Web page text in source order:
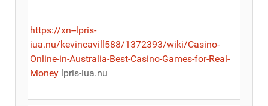
https://xn--lpris-
iua.nu/kevincavill588/1372393/wiki/Casino-
Online-in-Australia-Best-Casino-Games-for-Real-
Money lpris-iua.nu